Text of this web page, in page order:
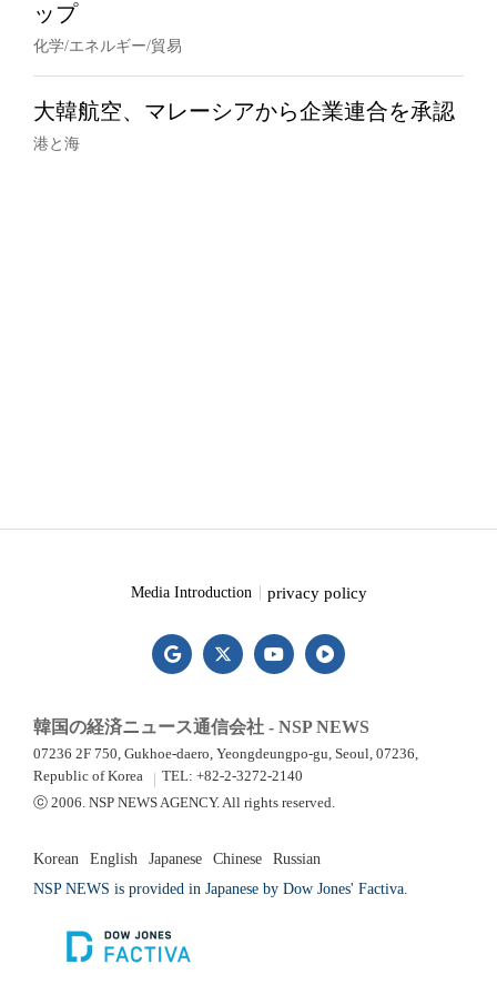
ップ
化学/エネルギー/貿易
大韓航空、マレーシアから企業連合を承認
港と海
Media Introduction privacy policy
韓国の経済ニュース通信会社 - NSP NEWS
07236 2F 750, Gukhoe-daero, Yeongdeungpo-gu, Seoul, 07236,
Republic of Korea
TEL: +82-2-3272-2140
ⓒ 2006. NSP NEWS AGENCY. All rights reserved.
Korean English Japanese Chinese
Russian
NSP NEWS is provided in Japanese by Dow Jones' Factiva.